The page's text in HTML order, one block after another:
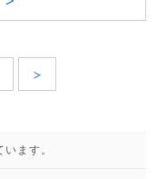
>
ます。